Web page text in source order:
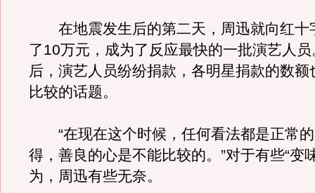
在地震发生后的第二天，周迅就向红十
了10万元，成为了反应最快的一批演艺人
后，演艺人员纷纷捐款，各明星捐款的数额
比较的话题。
“在现在这个时候，任何看法都是正常的
得，善良的心是不能比较的。”对于有些“变
为，周迅有些无奈。